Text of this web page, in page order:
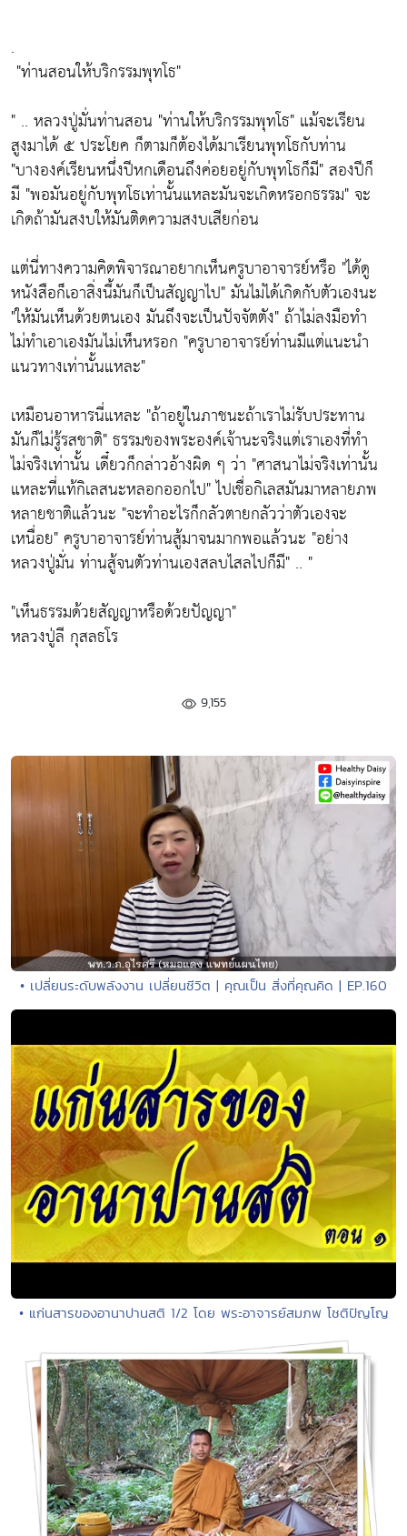
.
"ท่านสอนให้บริกรรมพุทโธ"
" .. หลวงปู่มั่นท่านสอน "ท่านให้บริกรรมพุทโธ" แม้จะเรียน
สูงมาได้ ๕ ประโยค ก็ตามก็ต้องได้มาเรียนพุทโธกับท่าน
"บางองค์เรียนหนึ่งปีหกเดือนถึงค่อยอยู่กับพุทโธก็มี"สองปีก็
มี "พอมันอยู่กับพุทโธเท่านั้นแหละมันจะเกิดหรอกธรรม"จะ
เกิดถ้ามันสงบให้มันติดความสงบเสียก่อน
แต่นี่ทางความคิดพิจารณาอยากเห็นครูบาอาจารย์หรือ "ได้ดู
หนังสือก็เอาสิ่งนี้มันก็เป็นสัญญาไป"มันไม่ได้เกิดกับตัวเองนะ
"ให้มันเห็นด้วยตนเอง มันถึงจะเป็นปัจจัตตัง"ถ้าไม่ลงมือทำ
ไม่ทำเอาเองมันไม่เห็นหรอก "ครูบาอาจารย์ท่านมีแต่แนะนำ
แนวทางเท่านั้นแหละ"
เหมือนอาหารนี่แหละ "ถ้าอยู่ในภาชนะถ้าเราไม่รับประทาน
มันก็ไม่รู้รสชาติ"ธรรมของพระองค์เจ้านะจริงแต่เราเองที่ทำ
ไม่จริงเท่านั้น เดี๋ยวก็กล่าวอ้างผิด ๆ ว่า "ศาสนาไม่จริงเท่านั้น
แหละที่แท้กิเลสนะหลอกออกไป"ไปเชื่อกิเลสมันมาหลายภพ
หลายชาติแล้วนะ "จะทำอะไรก็กลัวตายกลัวว่าตัวเองจะ
เหนื่อย"ครูบาอาจารย์ท่านสู้มาจนมากพอแล้วนะ "อย่าง
หลวงปู่มั่น ท่านสู้จนตัวท่านเองสลบไสลไปก็มี" .. "
"เห็นธรรมด้วยสัญญาหรือด้วยปัญญา"
หลวงปู่ลี กุสลธโร
9,155
• เปลี่ยนระดับพลังงาน เปลี่ยนชีวิต | คุณเป็น สิ่งที่คุณคิด | EP.160
• แก่นสารของอานาปานสติ 1/2 โดย พระอาจารย์สมภพ โชติปัญโญ